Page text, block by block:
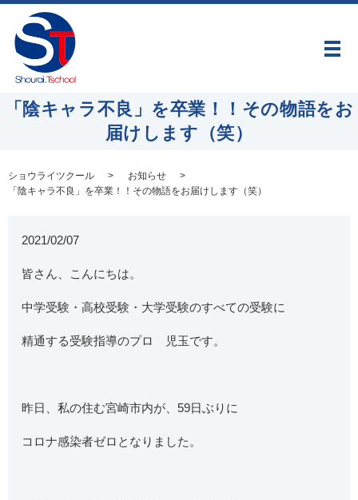
メ
「陰キャラ不良」を卒業！！その物語をお
届けします（笑）
ショウライツクール
お知らせ
「陰キャラ不良」を卒業！！その物語をお届けします（笑）
2021/02/07
皆さん、こんにちは。
中学受験・高校受験・大学受験のすべての受験に
精通する受験指導のプロ 児玉です。
昨日、私の住む宮崎市内が、59日ぶりに
コロナ感染者ゼロとなりました。